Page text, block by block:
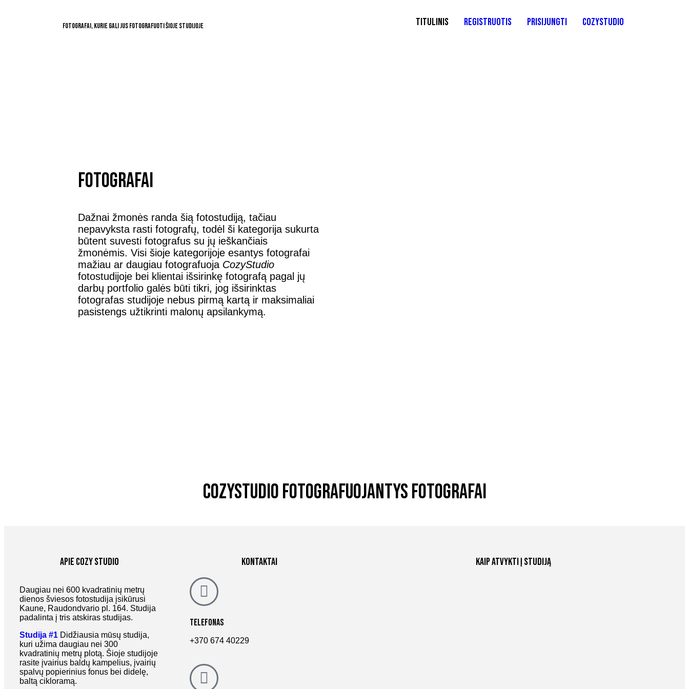
Fotografai, kurie gali jus fotografuoti šioje studijoje Titulinis Registruotis Prisijungti CozyStudio
Fotografai
Dažnai žmonės randa šią fotostudiją, tačiau
nepavyksta rasti fotografų, todėl ši kategorija sukurta
būtent suvesti fotografus su jų ieškančiais
žmonėmis. Visi šioje kategorijoje esantys fotografai
mažiau ar daugiau fotografuoja CozyStudio
fotostudijoje bei klientai išsirinkę fotografą pagal jų
darbų portfolio galės būti tikri, jog išsirinktas
fotografas studijoje nebus pirmą kartą ir maksimaliai
pasistengs užtikrinti malonų apsilankymą.
CozyStudio fotografuojantys fotografai
Apie Cozy Studio
Daugiau nei 600 kvadratinių metrų
dienos šviesos fotostudija įsikūrusi
Kaune, Raudondvario pl. 164. Studija
padalinta į tris atskiras studijas.
Studija #1 Didžiausia mūsų studija,
kuri užima daugiau nei 300
kvadratinių metrų plotą. Šioje studijoje
rasite įvairius baldų kampelius, įvairių
spalvų popierinius fonus bei didelę,
baltą cikloramą.
Kontaktai
Telefonas
+370 674 40229
Kaip atvykti į studiją